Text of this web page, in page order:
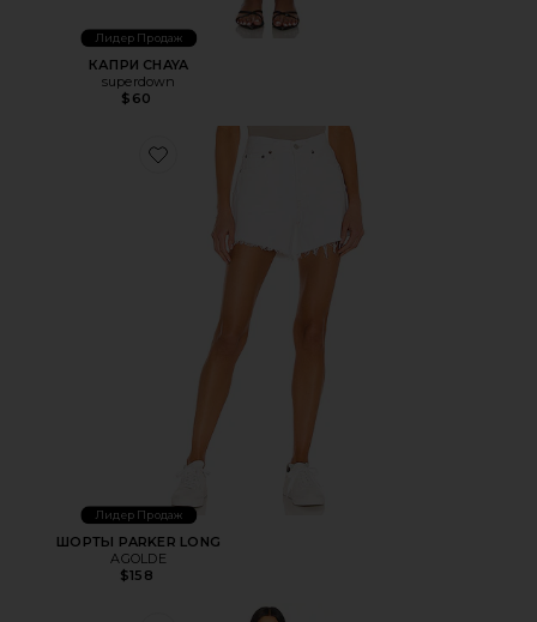
Лидер Продаж
КАПРИ CHAYA
superdown
$60
Favorite ШОРТЫ PARKER LONG
Лидер Продаж
ШОРТЫ PARKER LONG
AGOLDE
$158